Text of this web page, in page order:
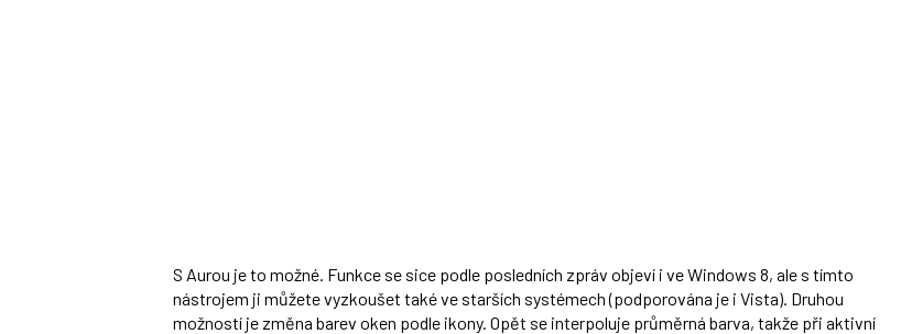
S Aurou je to možné. Funkce se sice podle posledních zpráv objeví i ve Windows 8, ale s tímto
nástrojem ji můžete vyzkoušet také ve starších systémech (podporována je i Vista). Druhou
možností je změna barev oken podle ikony. Opět se interpoluje průměrná barva, takže při aktivní